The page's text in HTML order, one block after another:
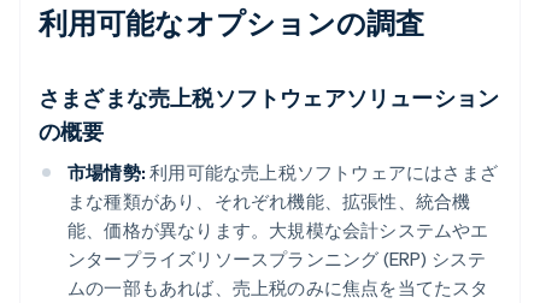
利用可能なオプションの調査
さまざまな売上税ソフトウェアソリューション
の概要
市場情勢: 利用可能な売上税ソフトウェアにはさまざ
まな種類があり、それぞれ機能、拡張性、統合機
能、価格が異なります。大規模な会計システムやエ
ンタープライズリソースプランニング (ERP) システ
ムの一部もあれば、売上税のみに焦点を当てたスタ